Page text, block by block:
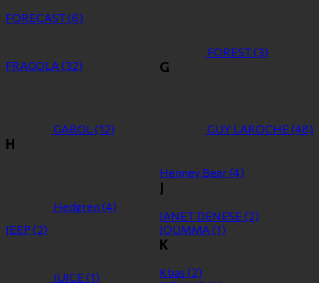
FORECAST(6)
FOREST(3)
FRAGOLA (32) G
GABOL(12) GUY LAROCHE (48)
H
Hedgren (4)
Henney Bear(4)
J
JANET DENESE (2)
JEEP (2) JOUMMA (1)
JUICE (1)
K
Kbas (2)